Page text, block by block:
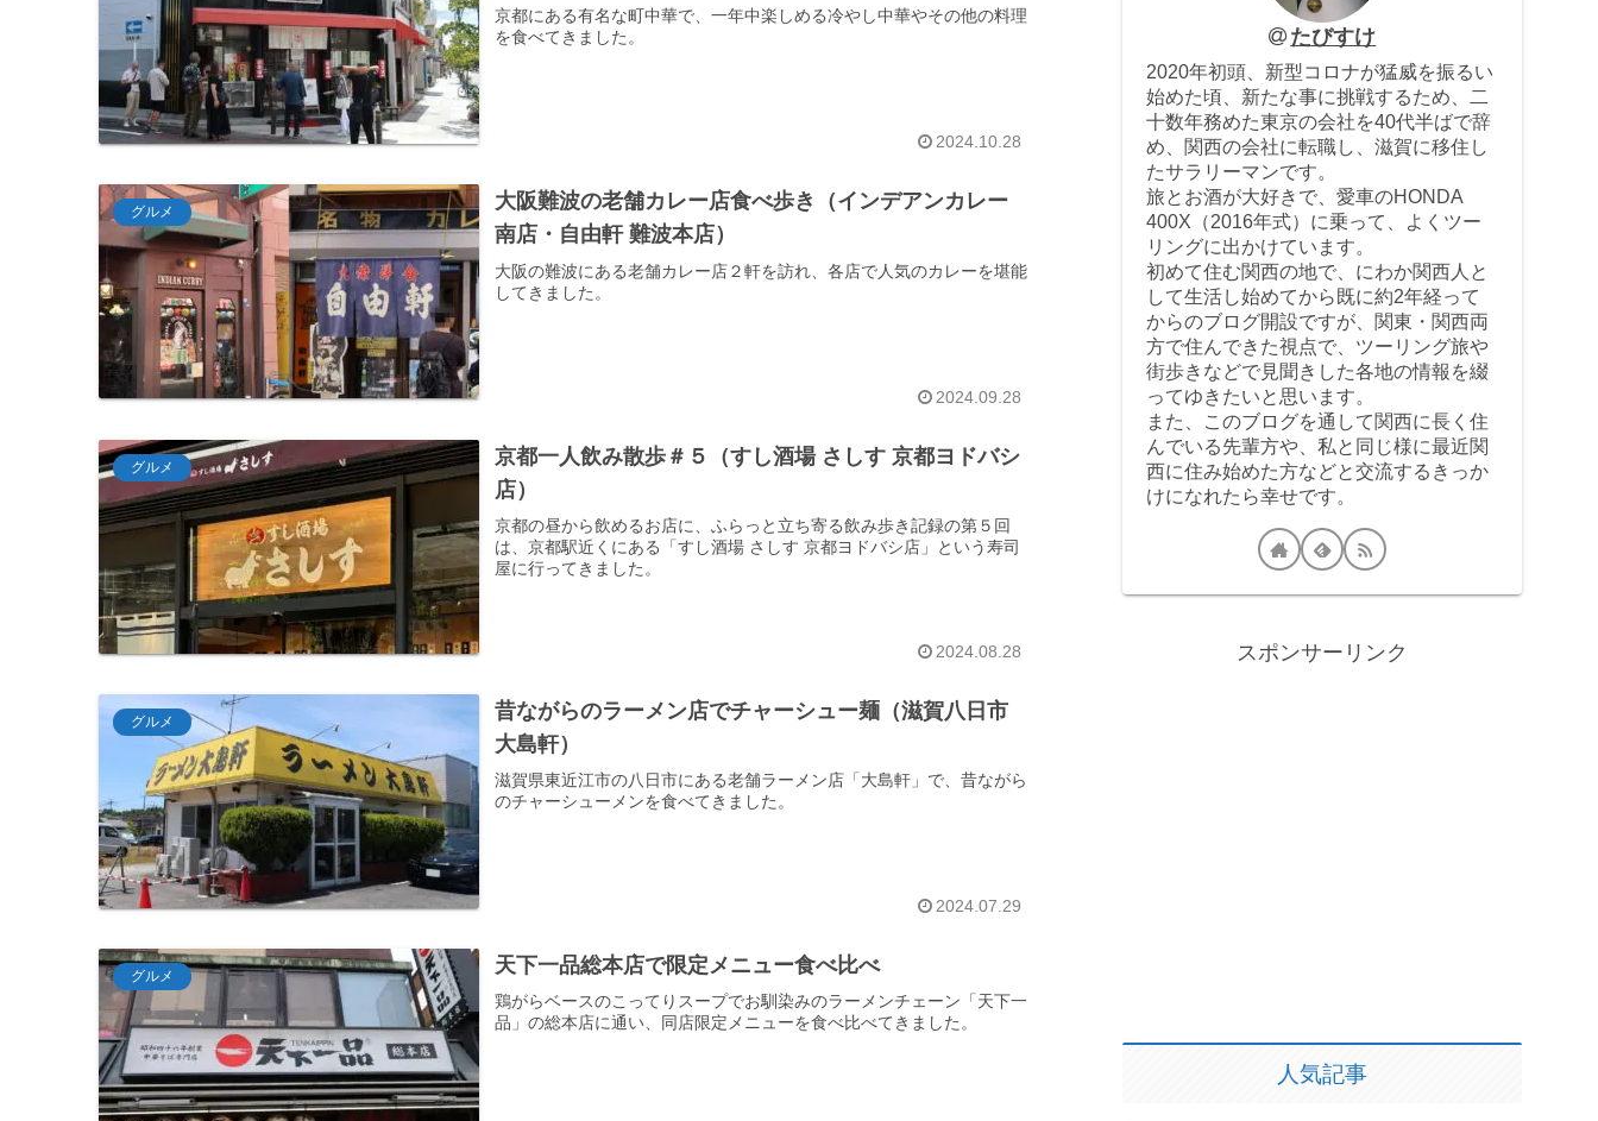
京都にある有名な町中華で、一年中楽しめる冷やし中華やその他の料理
を食べてきました。
2024.10.28
グルメ
大阪難波の老舗カレー店食べ歩き（インデアンカレー
南店・自由軒 難波本店）
大阪の難波にある老舗カレー店２軒を訪れ、各店で人気のカレーを堪能
してきました。
2024.09.28
グルメ
京都一人飲み散歩＃５（すし酒場 さしす 京都ヨドバシ
店）
京都の昼から飲めるお店に、ふらっと立ち寄る飲み歩き記録の第５回
は、京都駅近くにある「すし酒場 さしす 京都ヨドバシ店」という寿司
屋に行ってきました。
2024.08.28
グルメ
昔ながらのラーメン店でチャーシュー麺（滋賀八日市
大島軒）
滋賀県東近江市の八日市にある老舗ラーメン店「大島軒」で、昔ながら
のチャーシューメンを食べてきました。
2024.07.29
グルメ 天下一品総本店で限定メニュー食べ比べ
鶏がらベースのこってりスープでお馴染みのラーメンチェーン「天下一
品」の総本店に通い、同店限定メニューを食べ比べてきました。
たびすけ
2020年初頭、新型コロナが猛威を振るい
始めた頃、新たな事に挑戦するため、二
十数年務めた東京の会社を40代半ばで辞
め、関西の会社に転職し、滋賀に移住し
たサラリーマンです。
旅とお酒が大好きで、愛車のHONDA
400X（2016年式）に乗って、よくツー
リングに出かけています。
初めて住む関西の地で、にわか関西人と
して生活し始めてから既に約2年経って
からのブログ開設ですが、関東・関西両
方で住んできた視点で、ツーリング旅や
街歩きなどで見聞きした各地の情報を綴
ってゆきたいと思います。
また、このブログを通して関西に長く住
んでいる先輩方や、私と同じ様に最近関
西に住み始めた方などと交流するきっか
けになれたら幸せです。
スポンサーリンク
人気記事